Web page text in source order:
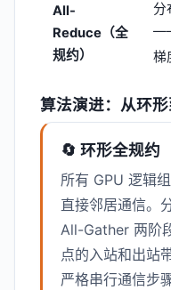
All-
Reduce（全
规约）
分
梯
算法演进：从环
🔄 环形全规约
所有 GPU 逻辑
直接邻居通信。
All-Gather 两阶段
点的入站和出站
严格串行通信步